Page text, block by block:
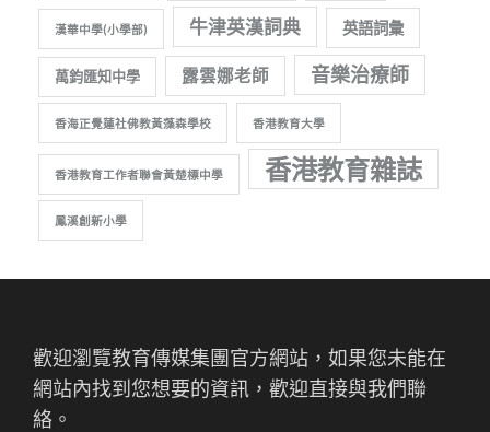
漢華中學(小學部) 牛津英漢詞典 英語詞彙
萬鈞匯知中學 露雲娜老師 音樂治療師
香海正覺蓮社佛教黃藻森學校 香港教育大學
香港教育工作者聯會黃楚標中學 香港教育雜誌
鳳溪創新小學
歡迎瀏覽教育傳媒集團官方網站，如果您未能在
網站內找到您想要的資訊，歡迎直接與我們聯
絡。